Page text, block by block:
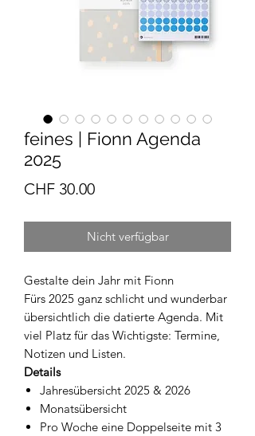
feines | Fionn Agenda
2025
CHF 30.00Preis
Nicht verfügbar
Gestalte dein Jahr mit Fionn
Fürs 2025 ganz schlicht und wunderbar
übersichtlich die datierte Agenda. Mit
viel Platz für das Wichtigste: Termine,
Notizen und Listen.
Details
Jahresübersicht 2025 & 2026
Monatsübersicht
Pro Woche eine Doppelseite mit 3